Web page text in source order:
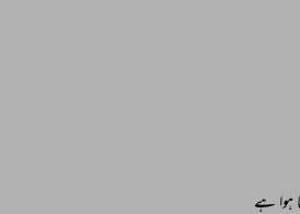
ہوا ہے